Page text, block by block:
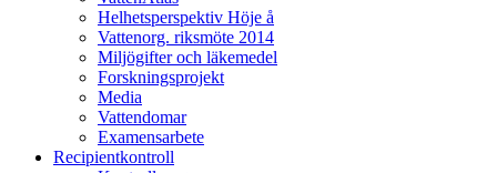
Helhetsperspektiv Höje å
Vattenorg. riksmöte 2014
Miljögifter och läkemedel
Forskningsprojekt
Media
Vattendomar
Examensarbete
Recipientkontroll